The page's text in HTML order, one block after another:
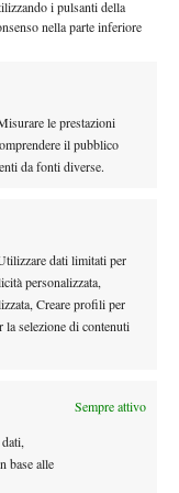
i pulsanti della
nella parte inferiore
le prestazioni
il pubblico
da fonti diverse.
dati limitati per
personalizzata,
Creare profili per
selezione di contenuti
Sempre attivo
base alle
come gli altri
in difficoltà e
capo dell’incontro.
E’ stata una
Aldi è a Sassuolo
sono permesso di
Richard. 61 64 il
Aldi è tornato!
il profilo tecnico-
di più è il
stiamo lavorando
a trovare una
punto